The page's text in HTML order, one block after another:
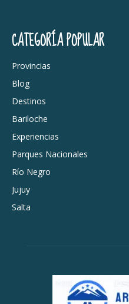
CATEGORÍA POPULAR
Provincias
Blog
Destinos
Bariloche
Experiencias
Parques Nacionales
Río Negro
Jujuy
Salta